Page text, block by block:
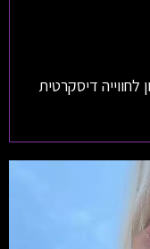
דיסקרטית